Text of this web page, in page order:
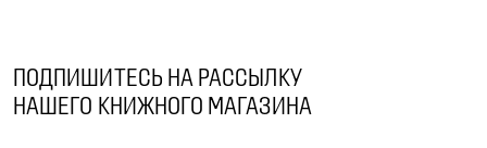
ПОДПИШИТЕСЬ НА РАССЫЛКУ
НАШЕГО КНИЖНОГО МАГАЗИНА